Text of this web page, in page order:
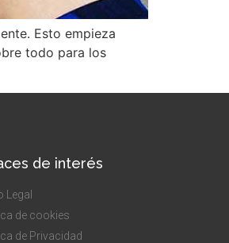
Esto empieza
todo para los
de interés
Legal
de cookies
de Privacidad